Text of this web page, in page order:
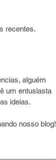
recentes.
alguém
um entusiasta
ideias.
nosso blog!